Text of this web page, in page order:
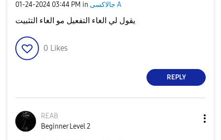
‎01-24-2024 03:44 PM in جالاكسى A
يقول لي الغاء التفعيل مو الغاء التثبيت
0 Likes
REPLY
REAB
Beginner Level 2